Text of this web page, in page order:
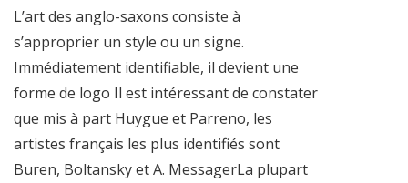
L’art des anglo-saxons consiste à
s’approprier un style ou un signe.
Immédiatement identifiable, il devient une
forme de logo Il est intéressant de constater
que mis à part Huygue et Parreno, les
artistes français les plus identifiés sont
Buren, Boltansky et A. MessagerLa plupart